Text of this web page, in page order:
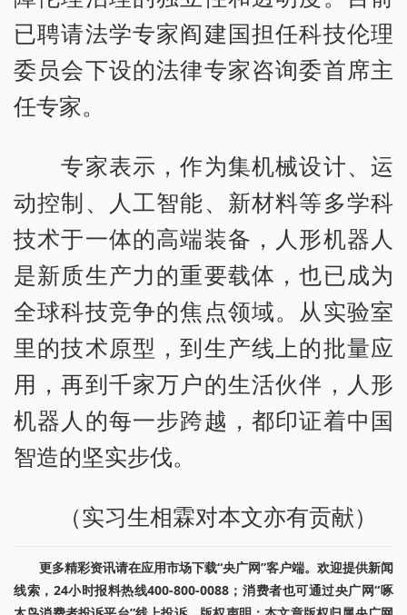
已聘请法学专家阎建国担任科技伦理
委员会下设的法律专家咨询委首席主
任专家。
专家表示，作为集机械设计、运
动控制、人工智能、新材料等多学科
技术于一体的高端装备，人形机器人
是新质生产力的重要载体，也已成为
全球科技竞争的焦点领域。从实验室
里的技术原型，到生产线上的批量应
用，再到千家万户的生活伙伴，人形
机器人的每一步跨越，都印证着中国
智造的坚实步伐。
（实习生相霖对本文亦有贡献）
更多精彩资讯请在应用市场下载“央广网”客户端。欢迎提供新闻
线索，24小时报料热线400-800-0088；消费者也可通过央广网“啄